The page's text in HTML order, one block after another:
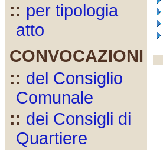
:: per tipologia
atto
CONVOCAZIONI
:: del Consiglio
Comunale
:: dei Consigli di
Quartiere